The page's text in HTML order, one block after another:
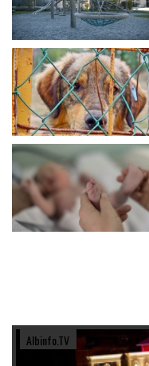
Albinfo.TV